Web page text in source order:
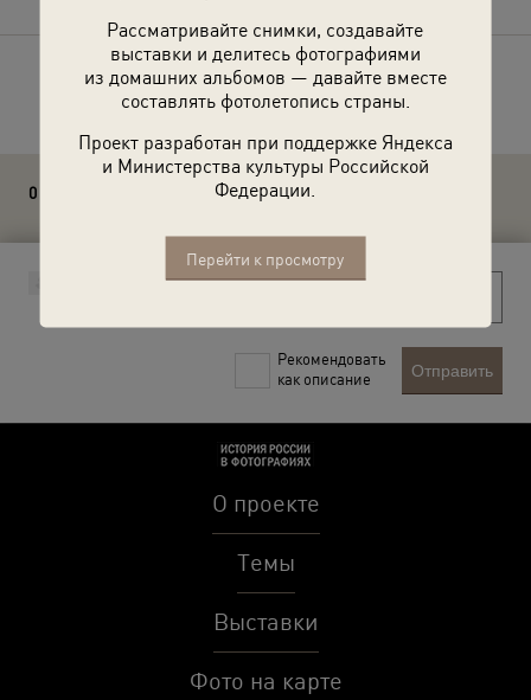
Рассматривайте снимки, создавайте
выставки и делитесь фотографиями
из домашних альбомов — давайте вместе
составлять фотолетопись страны.
Проект разработан при поддержке Яндекса
и Министерства культуры Российской
Федерации.
Перейти к просмотру
Расскажите друзьям об этом фото
0 комментариев
Рекомендовать
как описание
Отправить
О проекте
Темы
Выставки
Фото на карте